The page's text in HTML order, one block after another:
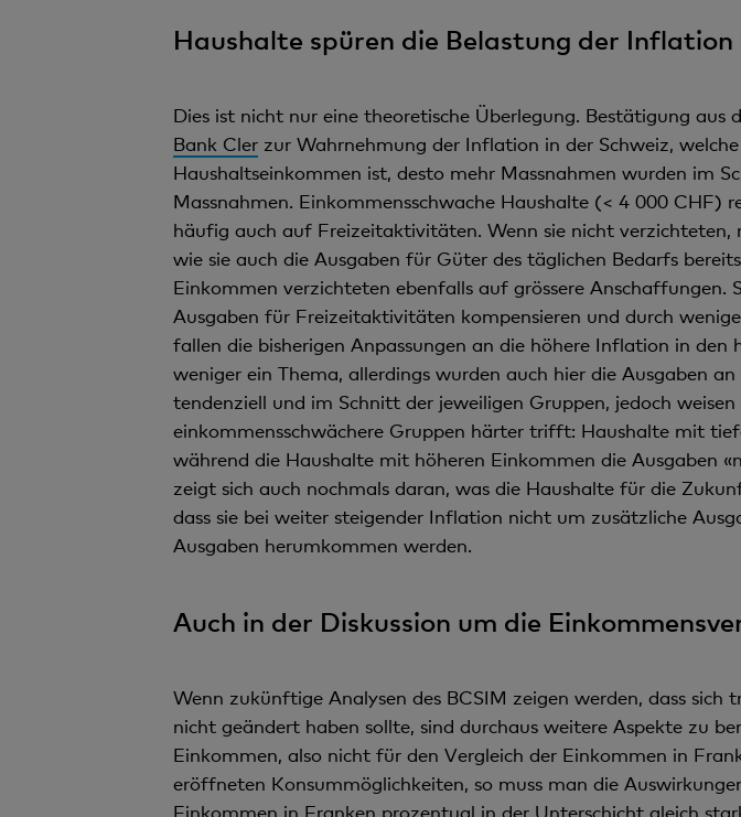
Haushalte spüren die Belastung der
Dies ist nicht nur eine theoretische Überlegung. Bestätigung aus
Bank Clerzur Wahrnehmung der Inflation in der Schweiz,
Haushaltseinkommen ist, desto mehr Massnahmen wurden im
Massnahmen. Einkommensschwache Haushalte (< 4 000
häufig auch auf Freizeitaktivitäten. Wenn sie nicht
wie sie auch die Ausgaben für Güter des täglichen Bedarfs
Einkommen verzichteten ebenfalls auf grössere
Ausgaben für Freizeitaktivitäten kompensieren und durch
fallen die bisherigen Anpassungen an die höhere Inflation in
weniger ein Thema, allerdings wurden auch hier die Ausgaben
tendenziell und im Schnitt der jeweiligen Gruppen, jedoch
einkommensschwächere Gruppen härter trifft: Haushalte mit
während die Haushalte mit höheren Einkommen die Ausgaben
zeigt sich auch nochmals daran, was die Haushalte für die
dass sie bei weiter steigender Inflation nicht um zusätzliche
Ausgaben herumkommen werden.
Auch in der Diskussion um die
Wenn zukünftige Analysen des BCSIM zeigen werden, dass
nicht geändert haben sollte, sind durchaus weitere Aspekte zu
Einkommen, also nicht für den Vergleich der Einkommen in
eröffneten Konsummöglichkeiten, so muss man die
Einkommen in Franken prozentual in der Unterschicht gleich